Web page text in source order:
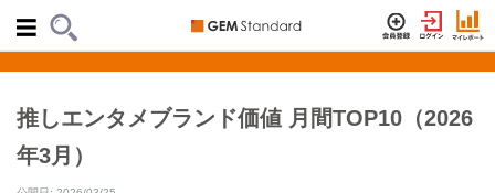
推しエンタメブランド価値 月間TOP10（2026
年3月）